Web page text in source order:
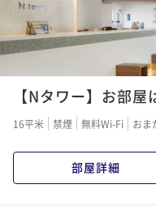
【Nタワー】お部屋
16平米 禁煙 無料Wi-Fi おま
部屋詳細